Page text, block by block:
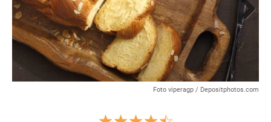
Foto viperagp / Depositphotos.com
Next